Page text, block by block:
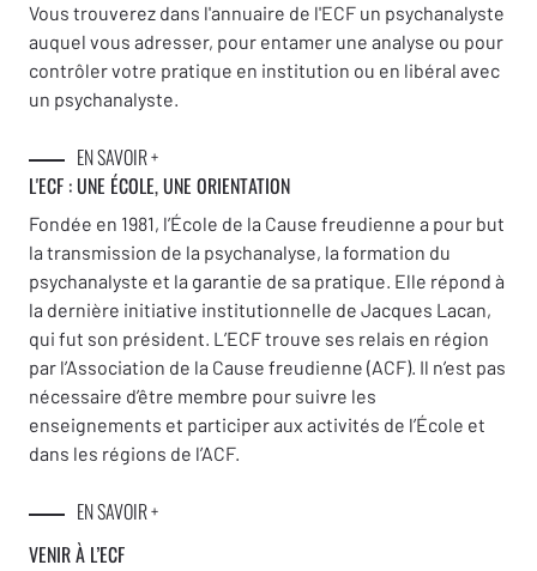
Vous trouverez dans l'annuaire de l'ECF un psychanalyste
auquel vous adresser, pour entamer une analyse ou pour
contrôler votre pratique en institution ou en libéral avec
un psychanalyste.
EN SAVOIR +
L'ECF : UNE ÉCOLE, UNE ORIENTATION
Fondée en 1981, l’École de la Cause freudienne a pour but
la transmission de la psychanalyse, la formation du
psychanalyste et la garantie de sa pratique. Elle répond à
la dernière initiative institutionnelle de Jacques Lacan,
qui fut son président. L’ECF trouve ses relais en région
par l’Association de la Cause freudienne (ACF). Il n’est pas
nécessaire d’être membre pour suivre les
enseignements et participer aux activités de l’École et
dans les régions de l’ACF.
EN SAVOIR +
VENIR À L’ECF